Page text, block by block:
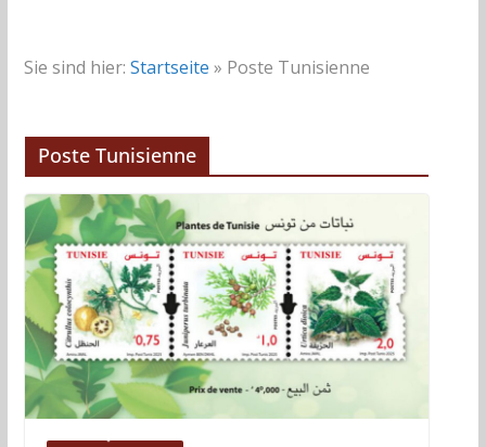
Sie sind hier: Startseite » Poste Tunisienne
Poste Tunisienne